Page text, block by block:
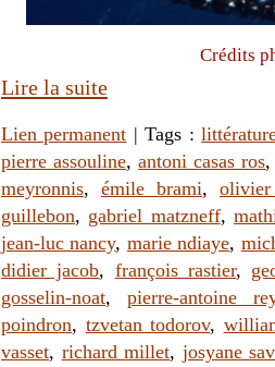
Crédits
Lire la suite
Lien permanent | Tags :
pierre assouline,antoni casas ros
meyronnis, émile brami,
guillebon, gabriel matzneff,
jean-luc nancy, marie ndiaye,
didier jacob, françois rastier,
gosselin-noat, pierre-antoine
poindron, tzvetan todorov,
vasset, richard millet, josyane